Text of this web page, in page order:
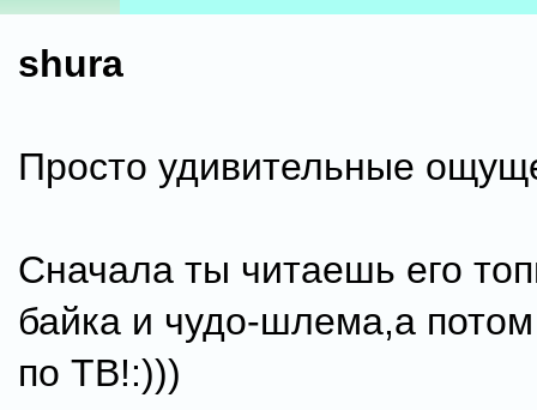
shura
Просто удивительные
Сначала ты читаешь его
байка и чудо-шлема,а
по ТВ!:)))